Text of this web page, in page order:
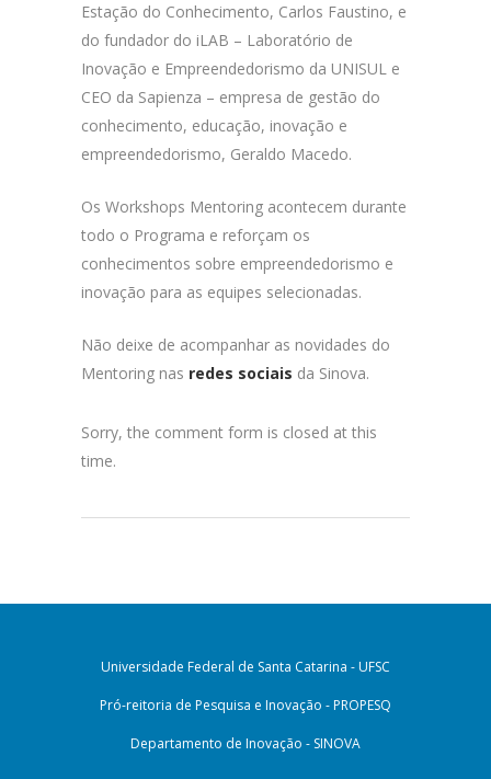
Estação do Conhecimento, Carlos Faustino, e
do fundador do iLAB – Laboratório de
Inovação e Empreendedorismo da UNISUL e
CEO da Sapienza – empresa de gestão do
conhecimento, educação, inovação e
empreendedorismo, Geraldo Macedo.
Os Workshops Mentoring acontecem durante
todo o Programa e reforçam os
conhecimentos sobre empreendedorismo e
inovação para as equipes selecionadas.
Não deixe de acompanhar as novidades do
Mentoring nas redes sociais da Sinova.
Sorry, the comment form is closed at this
time.
Universidade Federal de Santa Catarina - UFSC
Pró-reitoria de Pesquisa e Inovação - PROPESQ
Departamento de Inovação - SINOVA